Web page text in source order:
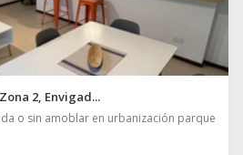
2, Envigad...
o sin amoblar en urbanización parque